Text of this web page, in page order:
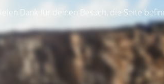
Vielen Dank für deinen Besuch, die Seite